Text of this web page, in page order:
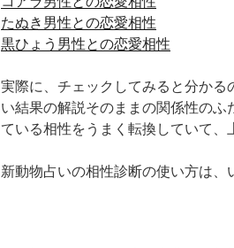
たぬき男性との恋愛相性
黒ひょう男性との恋愛相性
実際に、チェックしてみると分か
い結果の解説そのままの関係性の
ている相性をうまく転換していて、
新動物占いの相性診断の使い方は、